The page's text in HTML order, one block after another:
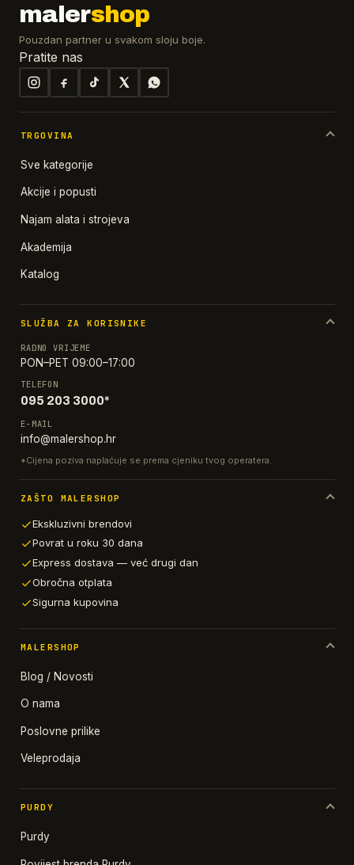
malershop
Pouzdan partner u svakom sloju boje.
Pratite nas
TRGOVINA
Sve kategorije
Akcije i popusti
Najam alata i strojeva
Akademija
Katalog
SLUŽBA ZA KORISNIKE
RADNO VRIJEME
PON–PET 09:00–17:00
TELEFON
095 203 3000*
E-MAIL
info@malershop.hr
*Cijena poziva naplaćuje se prema cjeniku tvog operatera.
ZAŠTO MALERSHOP
Ekskluzivni brendovi
Povrat u roku 30 dana
Express dostava — već drugi dan
Obročna otplata
Sigurna kupovina
MALERSHOP
Blog / Novosti
O nama
Poslovne prilike
Veleprodaja
PURDY
Purdy